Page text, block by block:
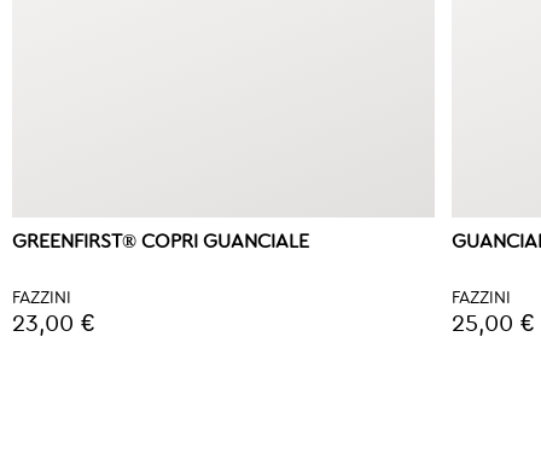
GREENFIRST® COPRI GUANCIALE
FAZZINI
23,00 €
FAZZINI
25,00 €